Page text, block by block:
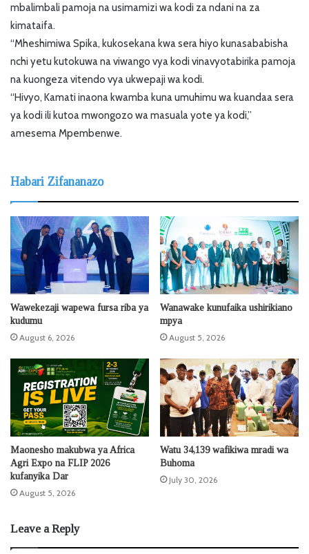
mbalimbali pamoja na usimamizi wa kodi za ndani na za
kimataifa.
“Mheshimiwa Spika, kukosekana kwa sera hiyo kunasababisha
nchi yetu kutokuwa na viwango vya kodi vinavyotabirika pamoja
na kuongeza vitendo vya ukwepaji wa kodi.
“Hivyo, Kamati inaona kwamba kuna umuhimu wa kuandaa sera
ya kodi ili kutoa mwongozo wa masuala yote ya kodi,”
amesema Mpembenwe.
Habari Zifananazo
Wawekezaji wapewa fursa riba ya
kudumu
August 6, 2026
Wanawake kunufaika ushirikiano
mpya
August 5, 2026
Maonesho makubwa ya Africa
Agri Expo na FLIP 2026
kufanyika Dar
August 5, 2026
Watu 34,139 wafikiwa mradi wa
Buhoma
July 30, 2026
Leave a Reply